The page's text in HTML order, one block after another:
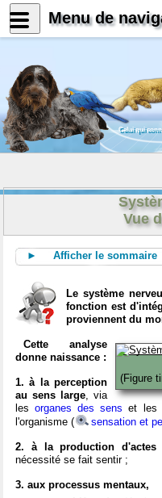
Celui qui
Vue
► Afficher le sommaire
Le système
fonction est
proviennent du
(Figure
Cette analyse
donne naissance :
1. à la perception
au sens large, via
lesorganes des sens et les
l'organisme (
sensation et
2. à la production d'actes
nécessité se fait sentir ;
3. aux processus mentaux,
Menu de